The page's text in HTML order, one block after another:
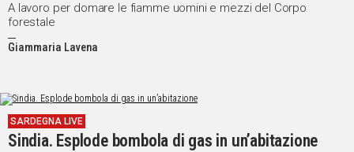
A lavoro per domare le fiamme uomini e mezzi del Corpo
forestale
Giammaria Lavena
SARDEGNA LIVE
Sindia. Esplode bombola di gas in un’abitazione